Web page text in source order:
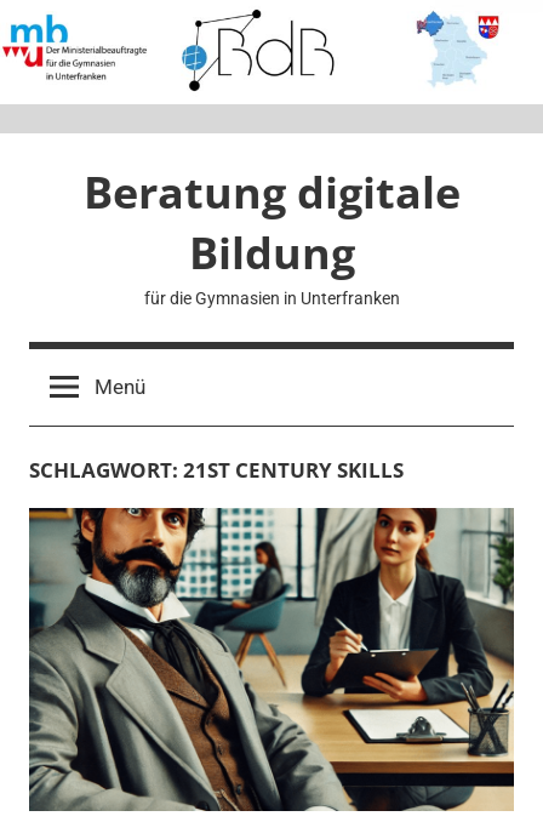
Inhalt
springen
Beratung digitale
Bildung
für die Gymnasien in Unterfranken
Menü
SCHLAGWORT: 21ST CENTURY SKILLS